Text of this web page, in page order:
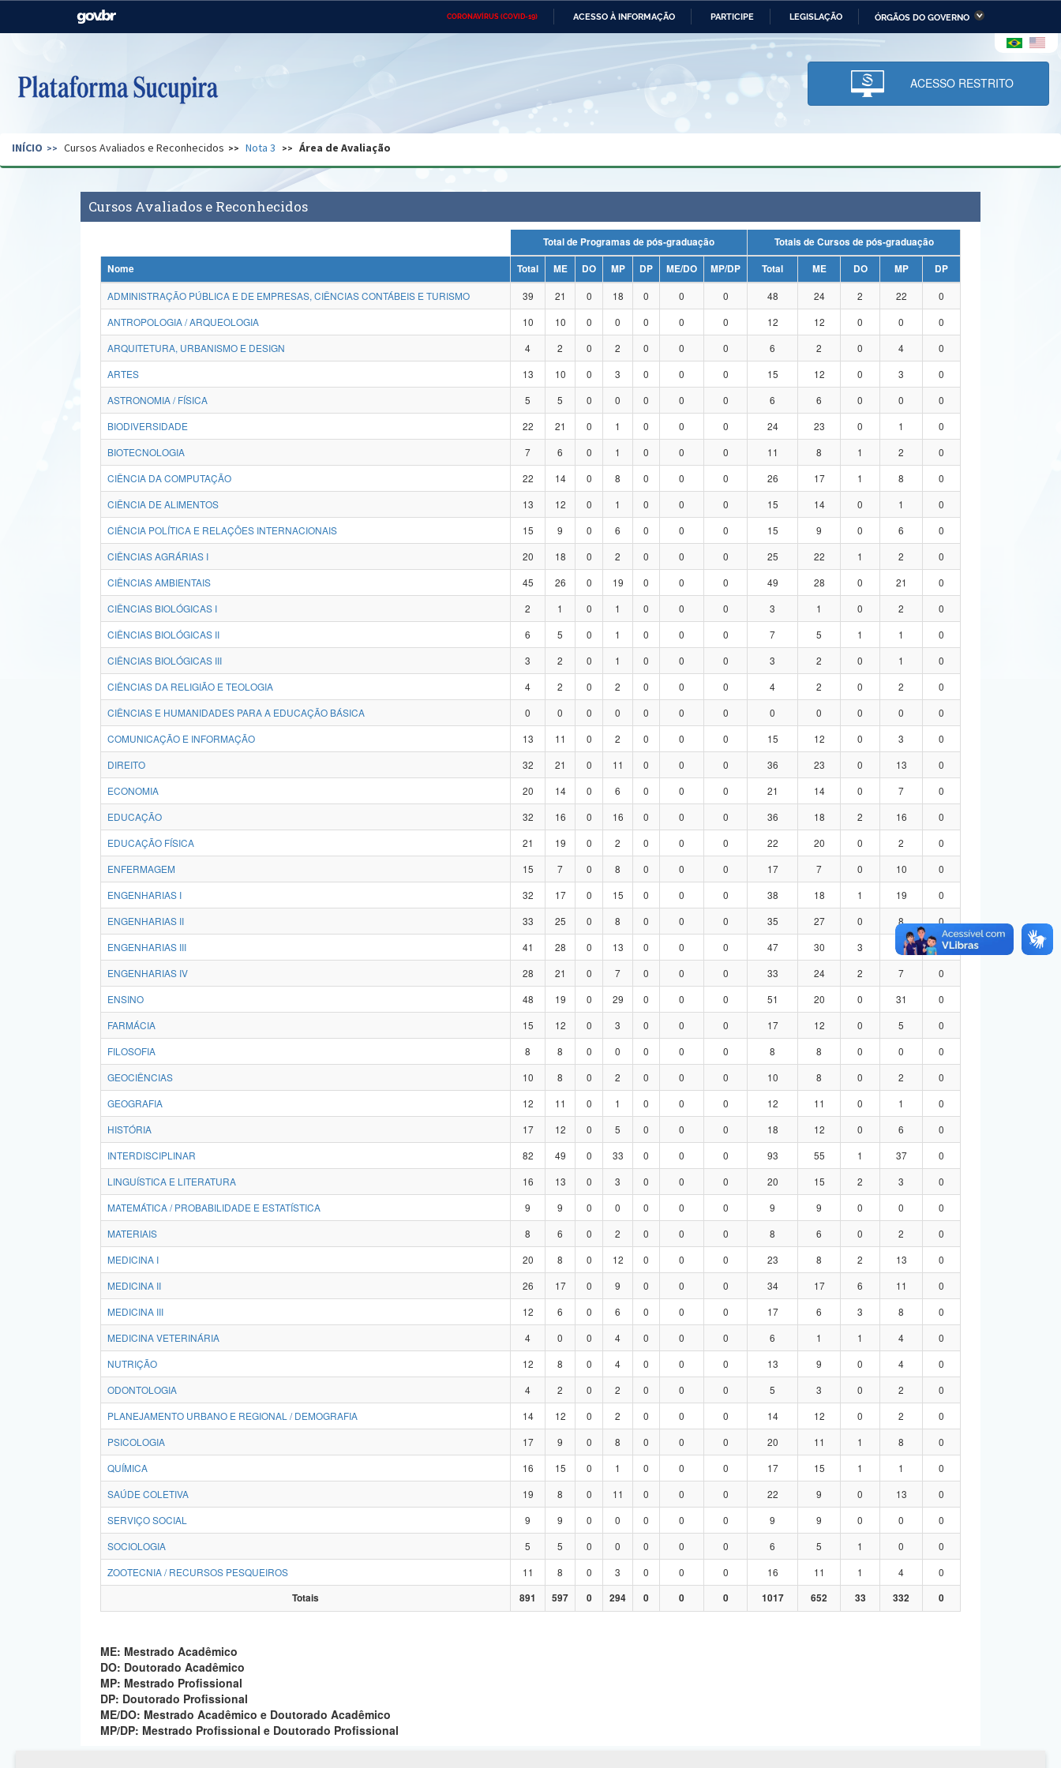
CORONAVÍRUS (COVID-19) ACESSO À INFORMAÇÃO PARTICIPE LEGISLAÇÃO ÓRGÃOS DO GOVERNO
Casa Civil Ministério das Relações Ministério da Economia Ministério da Infraestrutura
Pecuária e Abastecimento
Ministério da Ciência,
Tecnologia, Inovações e
Comunicações
Ministério do Desenvolvimento
Regional e dos Direitos Humanos
Secretaria de Governo Gabinete de Segurança Advocacia-Geral da União Banco Central do Brasil Planalto
ACESSO RESTRITO
INÍCIO Cursos Avaliados e Reconhecidos Nota 3 Área de Avaliação
Cursos Avaliados e Reconhecidos
Total de Programas de pós-graduação
Totais de Cursos de pós-graduação
Nome
Total ME DO MP DP ME/DO MP/DP Total ME DO MP
DP
ADMINISTRAÇÃO PÚBLICA E DE EMPRESAS, CIÊNCIAS CONTÁBEIS E TURISMO
39 21 0 18 0 0 0 48 24 2 22
0
ANTROPOLOGIA / ARQUEOLOGIA
10 10 0 0 0 0 0 12 12 0 0
0
ARQUITETURA, URBANISMO E DESIGN
4 2 0 2 0 0 0 6 2 0 4
0
ARTES
13 10 0 3 0 0 0 15 12 0 3
0
ASTRONOMIA / FÍSICA
5 5 0 0 0 0 0 6 6 0 0
0
BIODIVERSIDADE
22 21 0 1 0 0 0 24 23 0 1
0
BIOTECNOLOGIA
7 6 0 1 0 0 0 11 8 1 2
0
CIÊNCIA DA COMPUTAÇÃO
22 14 0 8 0 0 0 26 17 1 8
0
CIÊNCIA DE ALIMENTOS
13 12 0 1 0 0 0 15 14 0 1
0
CIÊNCIA POLÍTICA E RELAÇÕES INTERNACIONAIS
15 9 0 6 0 0 0 15 9 0 6
0
CIÊNCIAS AGRÁRIAS I
20 18 0 2 0 0 0 25 22 1 2
0
CIÊNCIAS AMBIENTAIS
45 26 0 19 0 0 0 49 28 0 21
0
CIÊNCIAS BIOLÓGICAS I
2 1 0 1 0 0 0 3 1 0 2
0
CIÊNCIAS BIOLÓGICAS II
6 5 0 1 0 0 0 7 5 1 1
0
CIÊNCIAS BIOLÓGICAS III
3 2 0 1 0 0 0 3 2 0 1
0
CIÊNCIAS DA RELIGIÃO E TEOLOGIA
4 2 0 2 0 0 0 4 2 0 2
0
CIÊNCIAS E HUMANIDADES PARA A EDUCAÇÃO BÁSICA
0 0 0 0 0 0 0 0 0 0 0
0
COMUNICAÇÃO E INFORMAÇÃO
13 11 0 2 0 0 0 15 12 0 3
0
DIREITO
32 21 0 11 0 0 0 36 23 0 13
0
ECONOMIA
20 14 0 6 0 0 0 21 14 0 7
0
EDUCAÇÃO
32 16 0 16 0 0 0 36 18 2 16
0
EDUCAÇÃO FÍSICA
21 19 0 2 0 0 0 22 20 0 2
0
ENFERMAGEM
15 7 0 8 0 0 0 17 7 0 10
0
ENGENHARIAS I
32 17 0 15 0 0 0 38 18 1 19
0
ENGENHARIAS II
33 25 0 8 0 0 0 35 27 0 8
0
ENGENHARIAS III
41 28 0 13 0 0 0 47 30 3 14
0
ENGENHARIAS IV
28 21 0 7 0 0 0 33 24 2 7
0
ENSINO
48 19 0 29 0 0 0 51 20 0 31
0
FARMÁCIA
15 12 0 3 0 0 0 17 12 0 5
0
FILOSOFIA
8 8 0 0 0 0 0 8 8 0 0
0
GEOCIÊNCIAS
10 8 0 2 0 0 0 10 8 0 2
0
GEOGRAFIA
12 11 0 1 0 0 0 12 11 0 1
0
HISTÓRIA
17 12 0 5 0 0 0 18 12 0 6
0
INTERDISCIPLINAR
82 49 0 33 0 0 0 93 55 1 37
0
LINGUÍSTICA E LITERATURA
16 13 0 3 0 0 0 20 15 2 3
0
MATEMÁTICA / PROBABILIDADE E ESTATÍSTICA
9 9 0 0 0 0 0 9 9 0 0
0
MATERIAIS
8 6 0 2 0 0 0 8 6 0 2
0
MEDICINA I
20 8 0 12 0 0 0 23 8 2 13
0
MEDICINA II
26 17 0 9 0 0 0 34 17 6 11
0
MEDICINA III
12 6 0 6 0 0 0 17 6 3 8
0
MEDICINA VETERINÁRIA
4 0 0 4 0 0 0 6 1 1 4
0
NUTRIÇÃO
12 8 0 4 0 0 0 13 9 0 4
0
ODONTOLOGIA
4 2 0 2 0 0 0 5 3 0 2
0
PLANEJAMENTO URBANO E REGIONAL / DEMOGRAFIA
14 12 0 2 0 0 0 14 12 0 2
0
PSICOLOGIA
17 9 0 8 0 0 0 20 11 1 8
0
QUÍMICA
16 15 0 1 0 0 0 17 15 1 1
0
SAÚDE COLETIVA
19 8 0 11 0 0 0 22 9 0 13
0
SERVIÇO SOCIAL
9 9 0 0 0 0 0 9 9 0 0
0
SOCIOLOGIA
5 5 0 0 0 0 0 6 5 1 0
0
ZOOTECNIA / RECURSOS PESQUEIROS
11 8 0 3 0 0 0 16 11 1 4
0
Totais
891 597 0 294 0 0 0 1017 652 33 332 0
ME: Mestrado Acadêmico
DO: Doutorado Acadêmico
MP: Mestrado Profissional
DP: Doutorado Profissional
ME/DO: Mestrado Acadêmico e Doutorado Acadêmico
MP/DP: Mestrado Profissional e Doutorado Profissional